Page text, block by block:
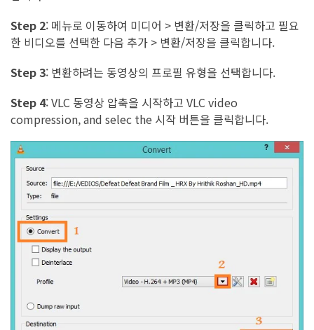
Step 2: 메뉴로 이동하여 미디어 > 변환/저장을 클릭하고 필요
한 비디오를 선택한 다음 추가 > 변환/저장을 클릭합니다.
Step 3: 변환하려는 동영상의 프로필 유형을 선택합니다.
Step 4:VLC 동영상 압축을 시작하고 VLC video
compression, and selec the 시작 버튼을 클릭합니다.